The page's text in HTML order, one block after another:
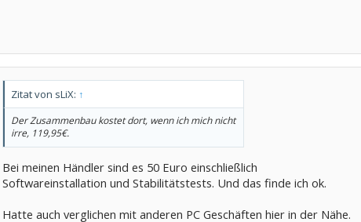
Zitat von sLiX: ↑
Der Zusammenbau kostet dort, wenn ich mich nicht
irre, 119,95€.
Bei meinen Händler sind es 50 Euro einschließlich
Softwareinstallation und Stabilitätstests. Und das finde ich ok.
Hatte auch verglichen mit anderen PC Geschäften hier in der Nähe.